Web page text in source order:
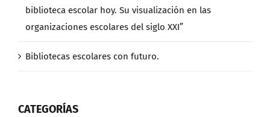
biblioteca escolar hoy. Su visualización en las
organizaciones escolares del siglo XXI”
Bibliotecas escolares con futuro.
CATEGORÍAS